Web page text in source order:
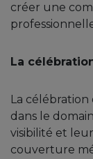
créer une
La
La célébration
dans le
visibilité et
couverture